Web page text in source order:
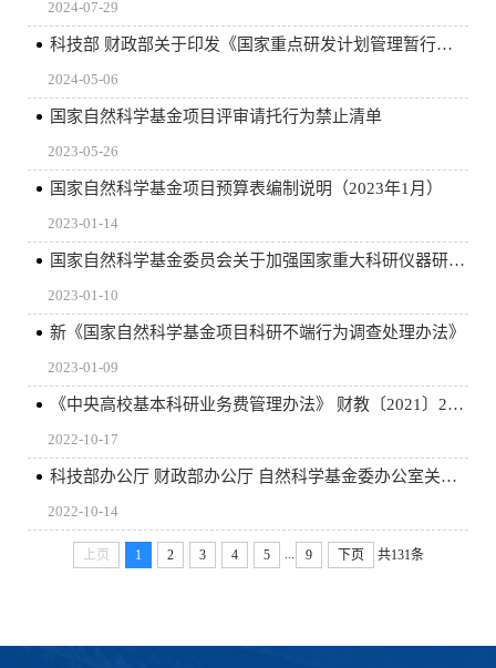
2024-07-29
科技部 财政部关于印发《国家重点研发计划管理暂行办法》的通知
2024-05-06
国家自然科学基金项目评审请托行为禁止清单
2023-05-26
国家自然科学基金项目预算表编制说明（2023年1月）
2023-01-14
国家自然科学基金委员会关于加强国家重大科研仪器研制项目管理的通知
2023-01-10
新《国家自然科学基金项目科研不端行为调查处理办法》
2023-01-09
《中央高校基本科研业务费管理办法》 财教〔2021〕283号
2022-10-17
科技部办公厅 财政部办公厅 自然科学基金委办公室关于进一步加强统筹国家科技计划项目立项管理工作的通知
2022-10-14
上页 1 2 3 4 5 ... 9 下页 共131条